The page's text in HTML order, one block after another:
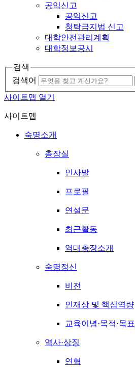
공익신고
공익신고
청탁금지법 신고
대학안전관리계획
대학정보공시
검색
검색어
사이트맵 열기
사이트맵
숙명소개
총장실
인사말
프로필
연설문
최근활동
역대총장소개
숙명정신
비전
인재상 및 핵심역량
교육이념·목적·목표
역사·상징
연혁